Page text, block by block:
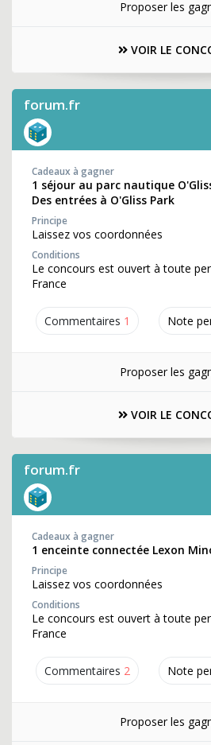
Proposer les
VOIR LE
forum.fr
Commentaires 1 Note
Cadeaux à gagner
1 séjour au parc nautique
Des entrées à O'Gliss Park
Principe
Laissez vos coordonnées
Conditions
Le concours est ouvert à toute
France
Proposer les
VOIR LE
forum.fr
Commentaires 2 Note
Cadeaux à gagner
1 enceinte connectée Lexon
Principe
Laissez vos coordonnées
Conditions
Le concours est ouvert à toute
France
Proposer les